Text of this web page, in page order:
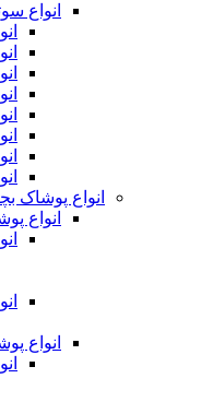
انواع
انواع پوشاک
انواع
انواع